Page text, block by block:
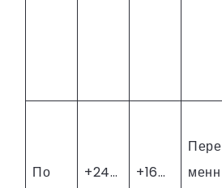
По
+24…
+16…
Пере
менн